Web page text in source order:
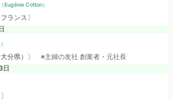
（Eugénie Cotton）
ランス〕
大分県）〕 ※主婦の友社 創業者・元社長
日